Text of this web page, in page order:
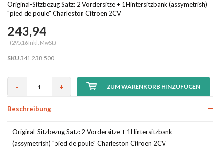
Original-Sitzbezug Satz: 2 Vordersitze + 1Hintersitzbank (assymetrish)
"pied de poule" Charleston Citroën 2CV
243,94
(295,16 Inkl. MwSt.)
SKU 341.238.500
- + ZUM WARENKORB HINZUFÜGEN
Beschreibung
Original-Sitzbezug Satz: 2 Vordersitze + 1Hintersitzbank
(assymetrish) "pied de poule" Charleston Citroën 2CV